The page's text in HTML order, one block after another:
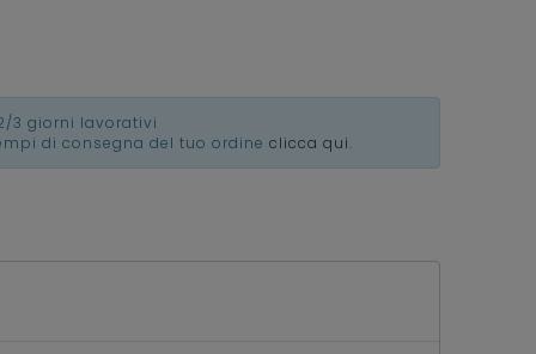
3 giorni lavorativi
di consegna del tuo ordine clicca qui.